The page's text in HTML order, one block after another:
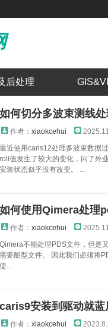
后处理
如何切分多波束测线
作者： xiaokcehui
最近使用caris12处理多波束数据
roll值发生了较大的变化，问了外
安装状态似乎没有改变。 ...
如何使用Qimera处理
作者： xiaokcehui
Qimera不能处理PDS文件，但是
需要船型文件。 因此我们必须将
使...
caris9安装到驱动就蓝
作者： xiaokcehui